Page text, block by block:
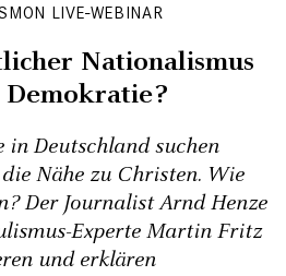
LIVE-WEBINAR
Nationalismus
Demokratie?
in Deutschland suchen
Nähe zu Christen. Wie
Der Journalist Arnd Henze
Experte Martin Fritz
und erklären